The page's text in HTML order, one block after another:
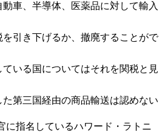
車、半導体、医薬品に対して輸入
引き下げるか、撤廃することがで
いる国についてはそれを関税と見
第三国経由の商品輸送は認めない
に指名しているハワード・ラトニ